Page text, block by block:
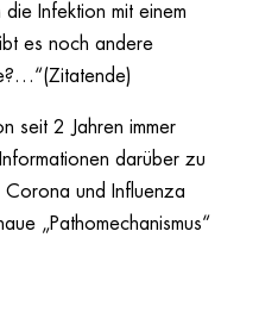
Infektion mit einem
es noch andere
seit 2 Jahren immer
darüber zu
und Influenza
„Pathomechanismus“